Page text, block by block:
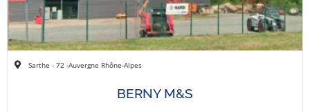
Sarthe - 72 -Auvergne Rhône-Alpes
BERNY M&S